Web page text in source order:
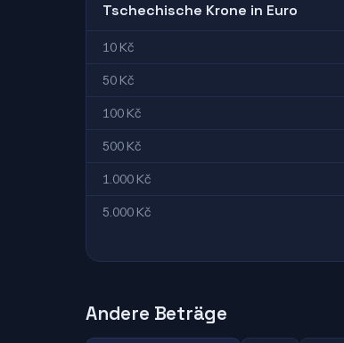
Tschechische Krone in Euro
10 Kč
50 Kč
100 Kč
500 Kč
1.000 Kč
5.000 Kč
Andere Beträge